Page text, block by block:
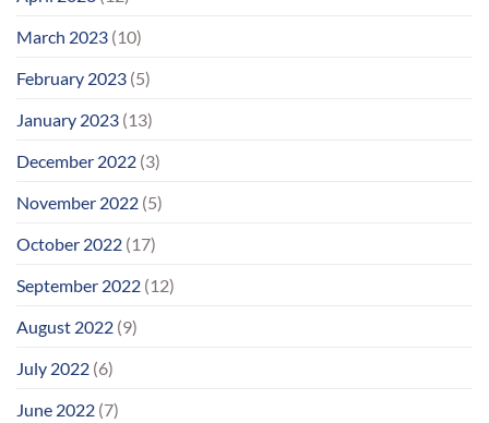
March 2023 (10)
February 2023 (5)
January 2023 (13)
December 2022 (3)
November 2022 (5)
October 2022 (17)
September 2022 (12)
August 2022 (9)
July 2022 (6)
June 2022 (7)